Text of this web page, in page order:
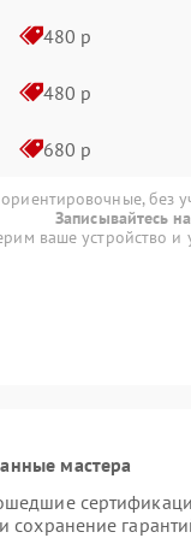
480 р
480 р
680 р
без
Записывайтесь
ваше устройство и
мастера
сохранение